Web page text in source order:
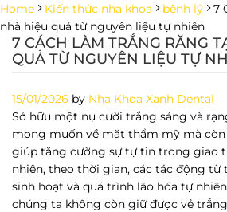
Skip
to
content
Home Kiến thức nha khoa bệnh lý 7
nhà hiệu quả từ nguyên liệu tự nhiên
7 CÁCH LÀM TRẮNG RĂNG
QUẢ TỪ NGUYÊN LIỆU TỰ
15/01/2026 by Nha Khoa Xanh Dental
Sở hữu một nụ cười trắng sáng và
mong muốn về mặt thẩm mỹ mà
giúp tăng cường sự tự tin trong giao
nhiên, theo thời gian, các tác động từ
sinh hoạt và quá trình lão hóa tự
chúng ta không còn giữ được vẻ